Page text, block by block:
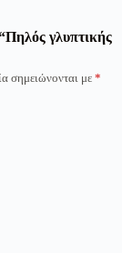
γλυπτικής
σημειώνονται με *